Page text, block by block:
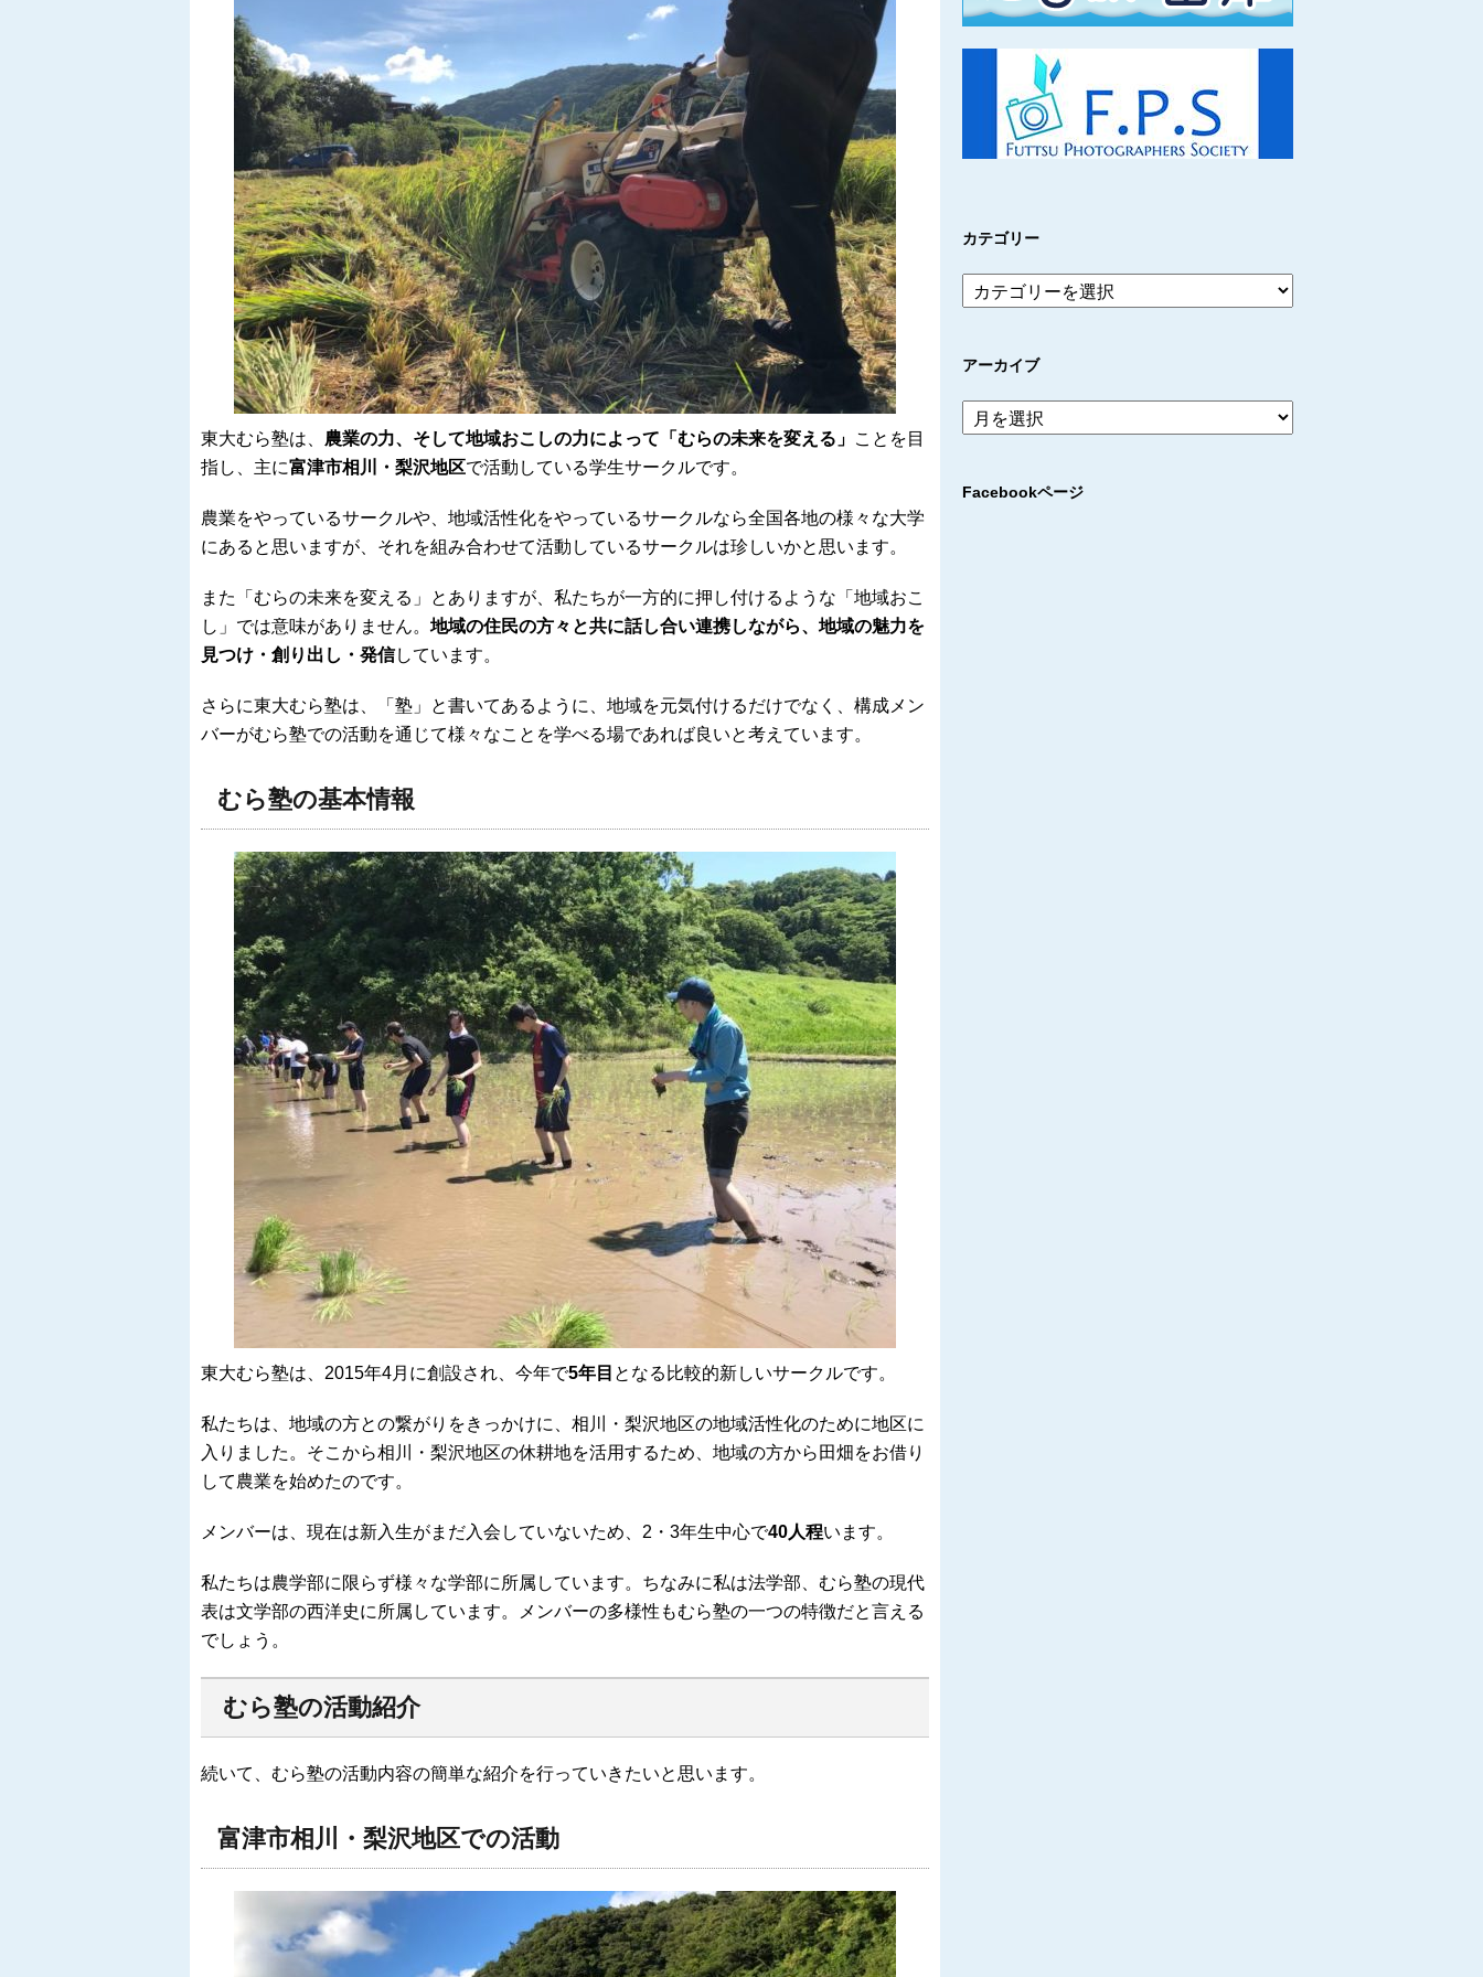
東大むら塾は、 農業の力、そして地域おこしの力によって「むらの未来を変える」 ことを目
指し、主に富津市相川・梨沢地区で活動している学生サークルです。
農業をやっているサークルや、地域活性化をやっているサークルなら全国各地の様々な大学
にあると思いますが、それを組み合わせて活動しているサークルは珍しいかと思います。
また「むらの未来を変える」とありますが、私たちが一方的に押し付けるような「地域おこ
し」では意味がありません。 地域の住民の方々と共に話し合い連携しながら、地域の魅力を
見つけ・創り出し・発信しています。
さらに東大むら塾は、
「塾」と書いてあるように、地域を元気付けるだけでなく、構成メン
バーがむら塾での活動を通じて様々なことを学べる場であれば良いと考えています。
むら塾の基本情報
東大むら塾は、2015年4月に創設され、今年で5年目 と なる比較的新しいサークルです。
私たちは、地域の方との繋がりをきっかけに、相川・梨沢地区の地域活性化のために地区に
入りました。 そこから相川・梨沢地区の休耕地を活用するため、地域の方から田畑をお借り
して農業を始めたのです。
メンバーは、現在は新入生がまだ入会していないため、2・3年生中心で40人程います。
私たちは農学部に限らず様々な学部に所属しています。ちなみに私は法学部、むら塾の現代
表は文学部の西洋史に所属しています。メンバーの多様性もむら塾の一つの特徴だと言える
でしょう。
むら塾の活動紹介
続いて、むら塾の活動内容の簡単な紹介を行っていきたいと思います。
富津市相川・梨沢地区での活動
カテゴリー
アーカイブ
ア
ー
ブ
Facebookページ